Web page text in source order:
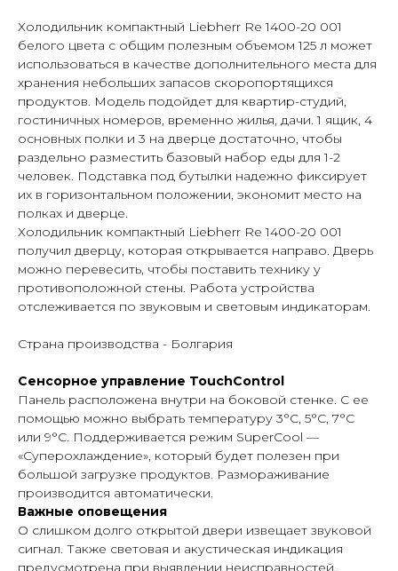
Холодильник компактный Liebherr Re 1400-20 001
белого цвета с общим полезным объемом 125 л может
использоваться в качестве дополнительного места для
хранения небольших запасов скоропортящихся
продуктов. Модель подойдет для квартир-студий,
гостиничных номеров, временно жилья, дачи. 1 ящик, 4
основных полки и 3 на дверце достаточно, чтобы
раздельно разместить базовый набор еды для 1-2
человек. Подставка под бутылки надежно фиксирует
их в горизонтальном положении, экономит место на
полках и дверце.
Холодильник компактный Liebherr Re 1400-20 001
получил дверцу, которая открывается направо. Дверь
можно перевесить, чтобы поставить технику у
противоположной стены. Работа устройства
отслеживается по звуковым и световым индикаторам.
Страна производства - Болгария
Сенсорное управление TouchControl
Панель расположена внутри на боковой стенке. С ее
помощью можно выбрать температуру 3°С, 5°С, 7°С
или 9°С. Поддерживается режим SuperCool —
«Суперохлаждение», который будет полезен при
большой загрузке продуктов. Размораживание
производится автоматически.
Важные оповещения
О слишком долго открытой двери извещает звуковой
сигнал. Также световая и акустическая индикация
предусмотрена при выявлении неисправностей.